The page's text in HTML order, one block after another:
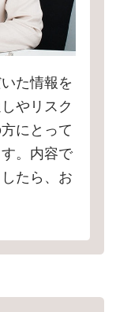
た情報を
やリスク
にとって
。内容で
たら、お